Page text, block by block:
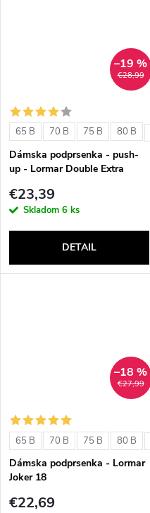
€28,99
–19 %
65 B 70 B 75 B 80 B
Dámska podprsenka - push-
up - Lormar Double Extra
€23,39
Skladom 6 ks
DETAIL
€27,99
–18 %
65 B 70 B 75 B 80 B
Dámska podprsenka - Lormar
Joker 18
€22,69